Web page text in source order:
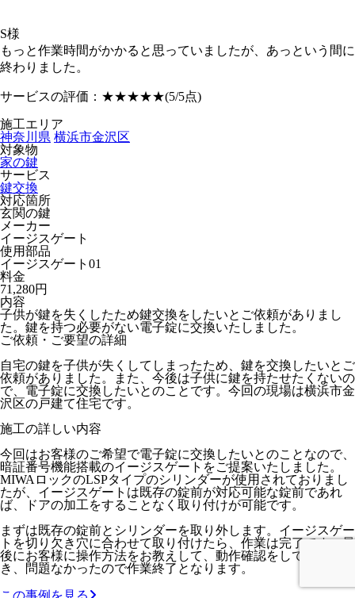
S様
もっと作業時間がかかると思っていましたが、あっという間に
終わりました。
サービスの評価： ★★★★★(5/5点)
施工エリア
神奈川県 横浜市金沢区
対象物
家の鍵
サービス
鍵交換
対応箇所
玄関の鍵
メーカー
イージスゲート
使用部品
イージスゲート01
料金
71,280円
内容
子供が鍵を失くしたため鍵交換をしたいとご依頼がありまし
た。鍵を持つ必要がない電子錠に交換いたしました。
ご依頼・ご要望の詳細
自宅の鍵を子供が失くしてしまったため、鍵を交換したいとご
依頼がありました。また、今後は子供に鍵を持たせたくないの
で、電子錠に交換したいとのことです。今回の現場は横浜市金
沢区の戸建て住宅です。
施工の詳しい内容
今回はお客様のご希望で電子錠に交換したいとのことなので、
暗証番号機能搭載のイージスゲートをご提案いたしました。
MIWAロックのLSPタイプのシリンダーが使用されておりまし
たが、イージスゲートは既存の錠前が対応可能な錠前であれ
ば、ドアの加工をすることなく取り付けが可能です。
まずは既存の錠前とシリンダーを取り外します。イージスゲー
トを切り欠き穴に合わせて取り付けたら、作業は完了です。最
後にお客様に操作方法をお教えして、動作確認をしていただ
き、問題なかったので作業終了となります。
この事例を見る